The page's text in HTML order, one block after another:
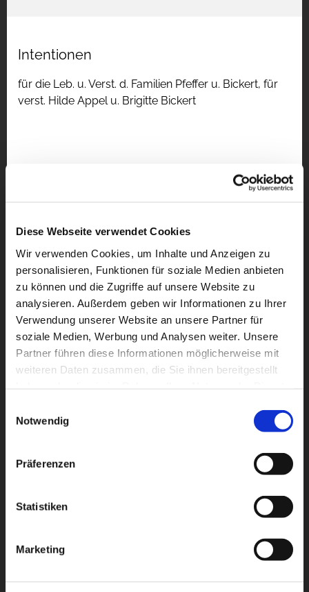
Diese Webseite verwendet Cookies
Wir verwenden Cookies, um Inhalte und Anzeigen zu
personalisieren, Funktionen für soziale Medien anbieten
zu können und die Zugriffe auf unsere Website zu
analysieren. Außerdem geben wir Informationen zu Ihrer
Verwendung unserer Website an unsere Partner für
soziale Medien, Werbung und Analysen weiter. Unsere
Partner führen diese Informationen möglicherweise mit
weiteren Daten zusammen, die Sie ihnen bereitgestellt
Notwendig
Präferenzen
Statistiken
Marketing
Intentionen
für die Leb. u. Verst. d. Familien Pfeffer u. Bickert, für
verst. Hilde Appel u. Brigitte Bickert
Dies könnte Sie auch